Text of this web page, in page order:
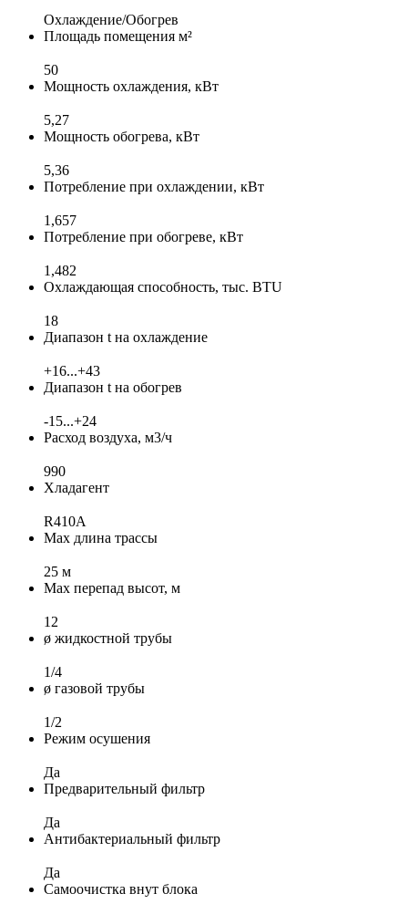
Охлаждение/Обогрев
Площадь помещения м²
50
Мощность охлаждения, кВт
5,27
Мощность обогрева, кВт
5,36
Потребление при охлаждении, кВт
1,657
Потребление при обогреве, кВт
1,482
Охлаждающая способность, тыс. BTU
18
Диапазон t на охлаждение
+16...+43
Диапазон t на обогрев
-15...+24
Расход воздуха, м3/ч
990
Хладагент
R410A
Max длина трассы
25 м
Max перепад высот, м
12
ø жидкостной трубы
1/4
ø газовой трубы
1/2
Режим осушения
Да
Предварительный фильтр
Да
Антибактериальный фильтр
Да
Самоочистка внут блока